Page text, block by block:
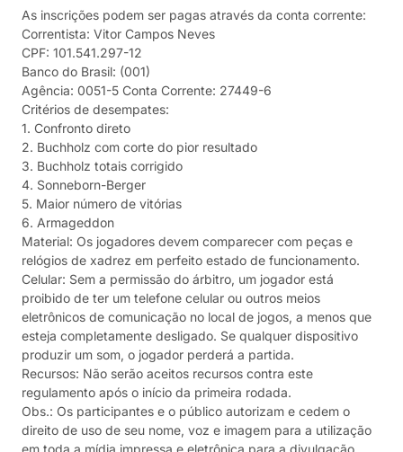
As inscrições podem ser pagas através da conta corrente:
Correntista: Vitor Campos Neves
CPF: 101.541.297-12
Banco do Brasil: (001)
Agência: 0051-5 Conta Corrente: 27449-6
Critérios de desempates:
1. Confronto direto
2. Buchholz com corte do pior resultado
3. Buchholz totais corrigido
4. Sonneborn-Berger
5. Maior número de vitórias
6. Armageddon
Material: Os jogadores devem comparecer com peças e
relógios de xadrez em perfeito estado de funcionamento.
Celular: Sem a permissão do árbitro, um jogador está
proibido de ter um telefone celular ou outros meios
eletrônicos de comunicação no local de jogos, a menos que
esteja completamente desligado. Se qualquer dispositivo
produzir um som, o jogador perderá a partida.
Recursos: Não serão aceitos recursos contra este
regulamento após o início da primeira rodada.
Obs.: Os participantes e o público autorizam e cedem o
direito de uso de seu nome, voz e imagem para a utilização
em toda a mídia impressa e eletrônica para a divulgação